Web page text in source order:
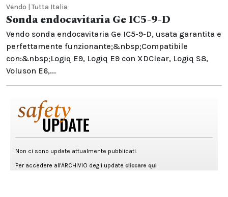
Vendo | Tutta Italia
Sonda endocavitaria Ge IC5-9-D
Vendo sonda endocavitaria Ge IC5-9-D, usata garantita e
perfettamente funzionante;&nbsp;Compatibile
con:&nbsp;Logiq E9, Logiq E9 con XDClear, Logiq S8,
Voluson E6,...